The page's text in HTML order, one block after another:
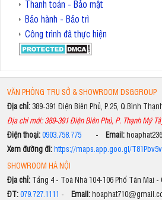
Thanh toán - Bảo mật
Bảo hành - Bảo trì
Công trình đã thực hiện
VĂN PHÒNG TRỤ SỞ & SHOWROOM DSGGROUP
Địa chỉ: 389-391 Điện Biên Phủ, P.25, Q.Bình
Địa chỉ mới: 389-391 Điện Biên Phủ, P. Thạnh Mỹ
Điện thoại:0903.758.775- Email:
Xem đường đi:https://maps.app.goo.gl/
SHOWROOM HÀ NỘI
Địa chỉ:Tầng 4 - Toà Nhà 104-106 Phố Tân Mai -
ĐT:079.727.1111 - Email: